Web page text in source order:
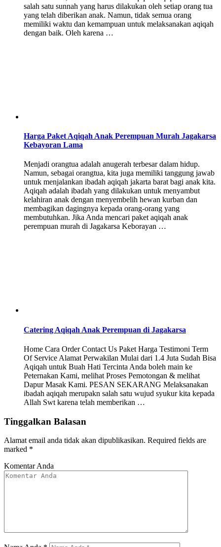
salah satu sunnah yang harus dilakukan oleh setiap orang tua
yang telah diberikan anak. Namun, tidak semua orang
memiliki waktu dan kemampuan untuk melaksanakan aqiqah
dengan baik. Oleh karena …
Harga Paket Aqiqah Anak Perempuan Murah Jagakarsa
Kebayoran Lama
Menjadi orangtua adalah anugerah terbesar dalam hidup.
Namun, sebagai orangtua, kita juga memiliki tanggung jawab
untuk menjalankan ibadah aqiqah jakarta barat bagi anak kita.
Aqiqah adalah ibadah yang dilakukan untuk menyambut
kelahiran anak dengan menyembelih hewan kurban dan
membagikan dagingnya kepada orang-orang yang
membutuhkan. Jika Anda mencari paket aqiqah anak
perempuan murah di Jagakarsa Keborayan …
Catering Aqiqah Anak Perempuan di Jagakarsa
Home Cara Order Contact Us Paket Harga Testimoni Term
Of Service Alamat Perwakilan Mulai dari 1.4 Juta Sudah Bisa
Aqiqah untuk Buah Hati Tercinta Anda boleh main ke
Peternakan Kami, melihat Proses Pemotongan & melihat
Dapur Masak Kami. PESAN SEKARANG Melaksanakan
ibadah aqiqah merupakn salah satu wujud syukur kita kepada
Allah Swt karena telah memberikan …
Tinggalkan Balasan
Alamat email anda tidak akan dipublikasikan. Required fields are
marked *
Komentar Anda